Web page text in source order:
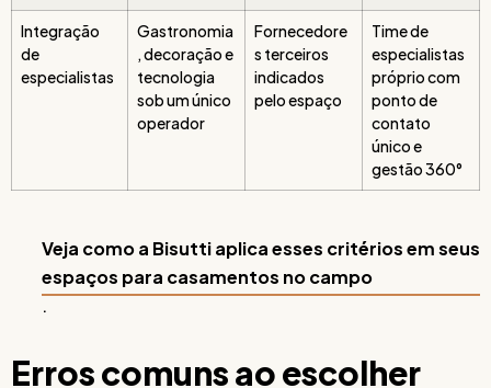
Integração
de
especialistas
Gastronomia
, decoração e
tecnologia
sob um único
operador
Fornecedore
s terceiros
indicados
pelo espaço
Time de
especialistas
próprio com
ponto de
contato
único e
gestão 360°
Veja como a Bisutti aplica esses critérios em seus
espaços para casamentos no campo
.
Erros comuns ao escolher